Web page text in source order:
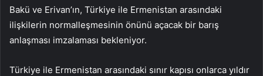
Bakü ve Erivan’ın, Türkiye ile Ermenistan arasındaki
ilişkilerin normalleşmesinin önünü açacak bir barış
anlaşması imzalaması bekleniyor.
Türkiye ile Ermenistan arasındaki sınır kapısı onlarca yıldır